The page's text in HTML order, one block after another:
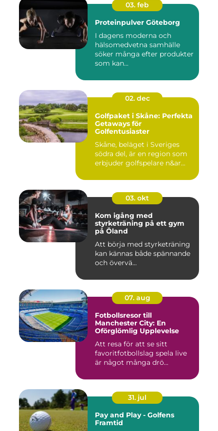
03. feb
Proteinpulver Göteborg
I dagens moderna och
hälsomedvetna samhälle
söker många efter produkter
som kan...
02. dec
Golfpaket i Skåne: Perfekta
Getaways för
Golfentusiaster
Skåne, beläget i Sveriges
södra del, är en region som
erbjuder golfspelare n&ar...
03. okt
Kom igång med
styrketräning på ett gym
på Öland
Att börja med styrketräning
kan kännas både spännande
och övervä...
07. aug
Fotbollsresor till
Manchester City: En
Oförglömlig Upplevelse
Att resa för att se sitt
favoritfotbollslag spela live
är något många drö...
31. jul
Pay and Play - Golfens
Framtid